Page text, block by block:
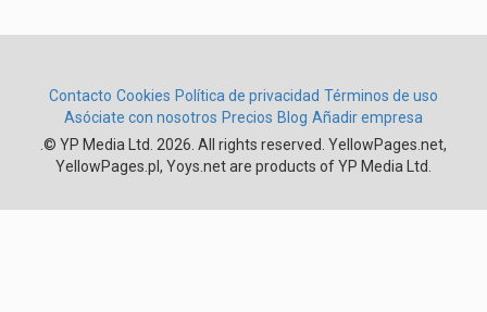
Contacto Cookies Política de privacidad Términos de uso
Asóciate con nosotros Precios Blog Añadir empresa
© YP Media Ltd. 2026. All rights reserved. YellowPages.net,
YellowPages.pl, Yoys.net are products of YP Media Ltd.